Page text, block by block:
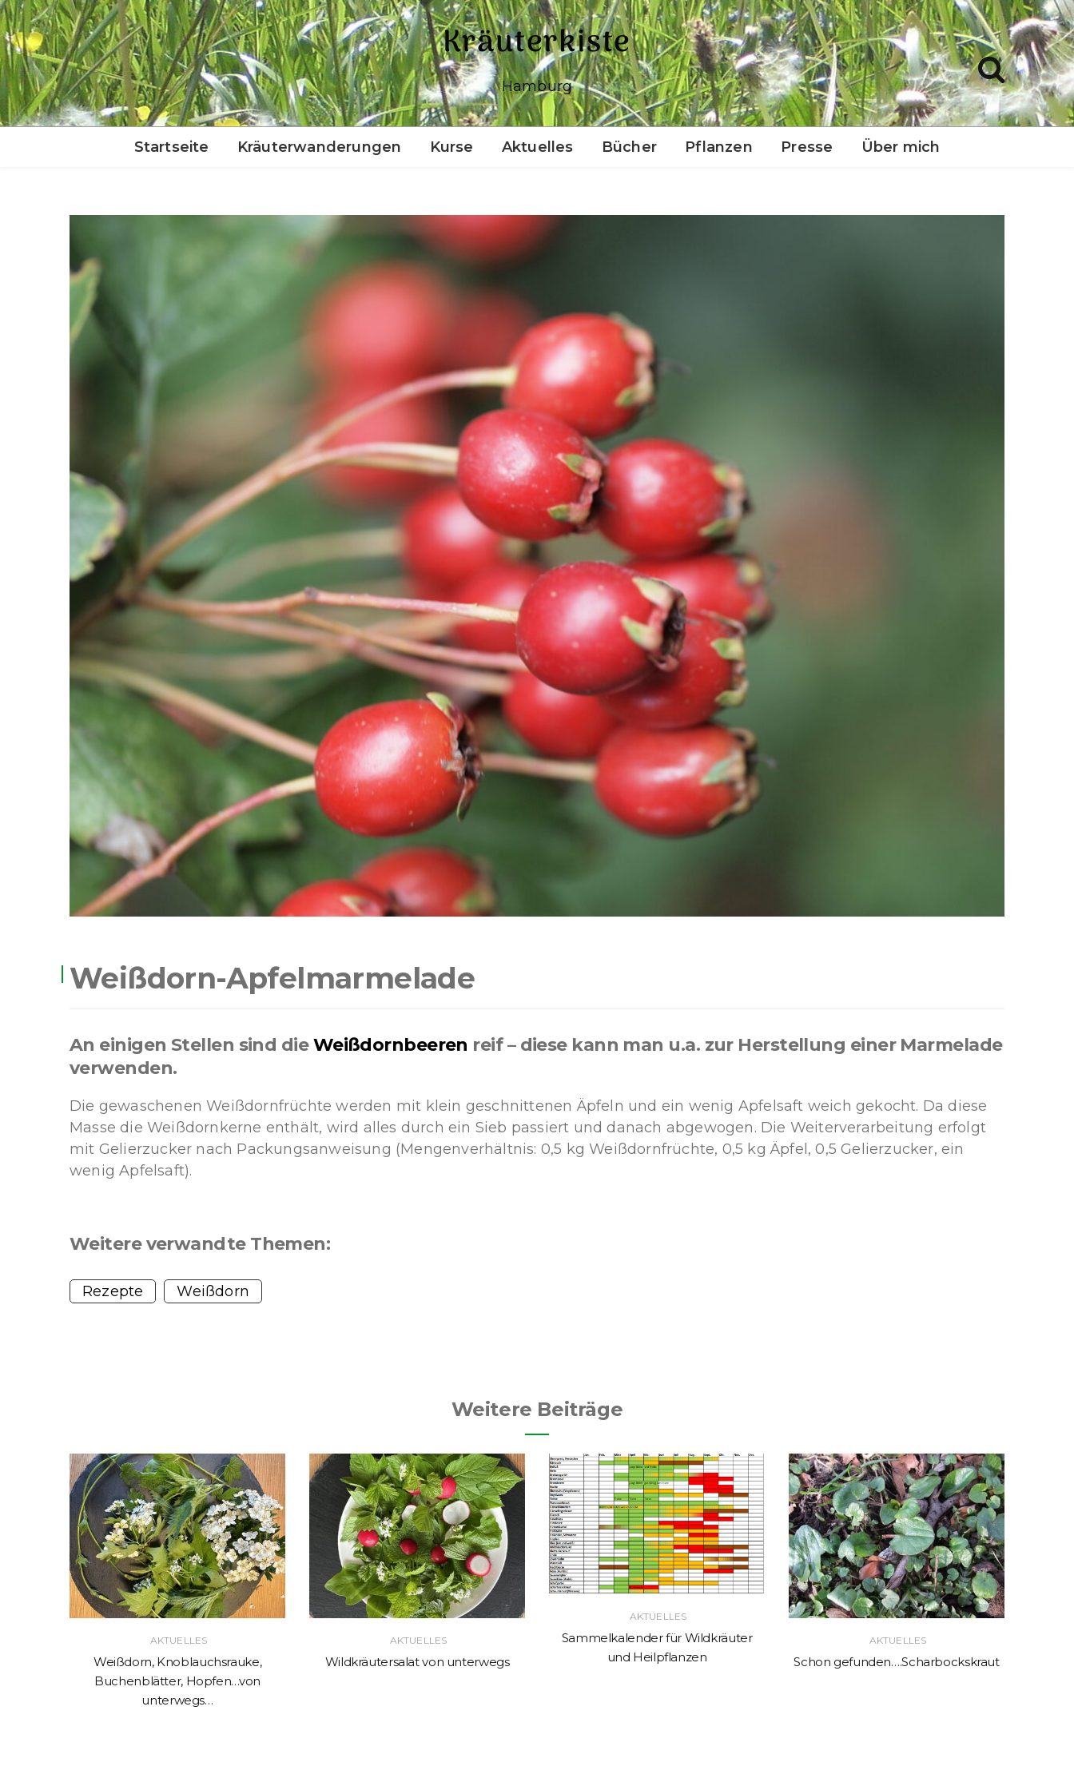
Kräuterkiste
Hamburg
Startseite Kräuterwanderungen Kurse
Pflanzen für die Seele
Pflanzen für die Seele II
(ohne Vorkenntnisse)
Naturkosmetik selber
machen (Anfänger)
Rauhnächte und
Wintersonnenwende
Aktuelles Bücher Pflanzen Presse Über mich
Weißdorn-Apfelmarmelade
An einigen Stellen sind dieWeißdornbeeren reif – diese kann man u.a. zur Herstellung einer Marmelade
verwenden.
Die gewaschenen Weißdornfrüchte werden mit klein geschnittenen Äpfeln und ein wenig Apfelsaft weich gekocht. Da diese
Masse die Weißdornkerne enthält, wird alles durch ein Sieb passiert und danach abgewogen. Die Weiterverarbeitung erfolgt
mit Gelierzucker nach Packungsanweisung (Mengenverhältnis: 0,5 kg Weißdornfrüchte, 0,5 kg Äpfel, 0,5 Gelierzucker, ein
wenig Apfelsaft).
Weitere verwandte Themen:
Rezepte Weißdorn
Weitere Beiträge
AKTUELLES
Weißdorn, Knoblauchsrauke,
Buchenblätter, Hopfen…von
unterwegs…
AKTUELLES
Wildkräutersalat von unterwegs
AKTUELLES
Sammelkalender für Wildkräuter
und Heilpflanzen
AKTUELLES
Schon gefunden….Scharbockskraut